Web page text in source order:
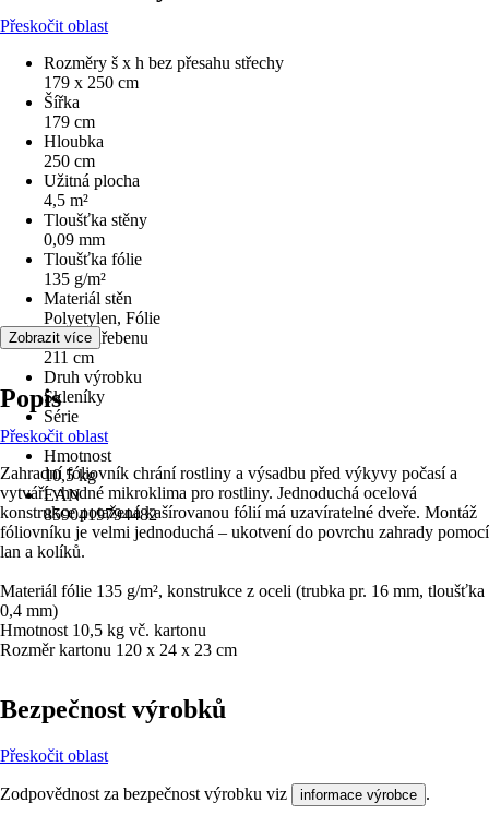
Přeskočit oblast
Rozměry š x h bez přesahu střechy
179 x 250 cm
Šířka
179 cm
Hloubka
250 cm
Užitná plocha
4,5 m²
Tloušťka stěny
0,09 mm
Tloušťka fólie
135 g/m²
Materiál stěn
Polyetylen, Fólie
Výška hřebenu
211 cm
Druh výrobku
Skleníky
Série
-
Hmotnost
10,5 kg
EAN
8590419794482
Zobrazit více
Popis
Přeskočit oblast
Zahradní fóliovník chrání rostliny a výsadbu před výkyvy počasí a
vytváří vhodné mikroklima pro rostliny. Jednoduchá ocelová
konstrukce potažená kašírovanou fólií má uzavíratelné dveře. Montáž
fóliovníku je velmi jednoduchá – ukotvení do povrchu zahrady pomocí
lan a kolíků.
Materiál fólie 135 g/m², konstrukce z oceli (trubka pr. 16 mm, tloušťka
0,4 mm)
Hmotnost 10,5 kg vč. kartonu
Rozměr kartonu 120 x 24 x 23 cm
Bezpečnost výrobků
Přeskočit oblast
Zodpovědnost za bezpečnost výrobku viz informace výrobce .